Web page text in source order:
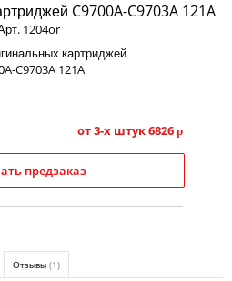
C9700A-C9703A 121A
1204or
от 3-х штук6826 p
предзаказ
Отзывы (1)